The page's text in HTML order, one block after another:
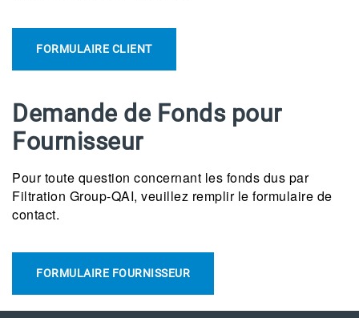
FORMULAIRE CLIENT
Demande de Fonds pour
Fournisseur
Pour toute question concernant les fonds dus par
Filtration Group-QAI, veuillez remplir le formulaire de
contact.
FORMULAIRE FOURNISSEUR